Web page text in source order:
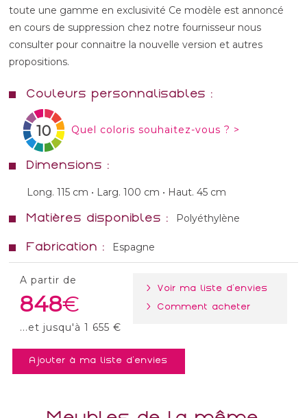
toute une gamme en exclusivité Ce modèle est annoncé
en cours de suppression chez notre fournisseur nous
consulter pour connaitre la nouvelle version et autres
propositions.
Couleurs personnalisables :
10 Quel coloris souhaitez-vous ? >
Dimensions :
Long. 115 cm • Larg. 100 cm • Haut. 45 cm
Matières disponibles : Polyéthylène
Fabrication : Espagne
A partir de
848
...et jusqu'à 1 655 €
> Voir ma liste d'envies
> Comment acheter
Ajouter à ma liste d'envies